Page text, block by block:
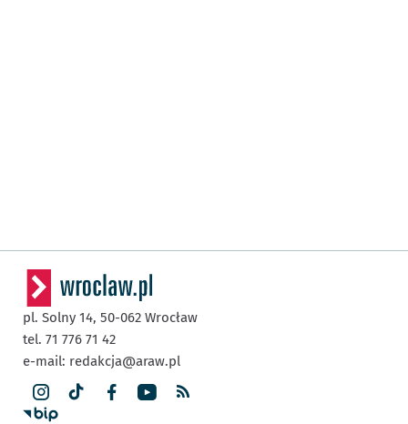
pl. Solny 14, 50-062 Wrocław
tel. 71 776 71 42
e-mail: redakcja@araw.pl